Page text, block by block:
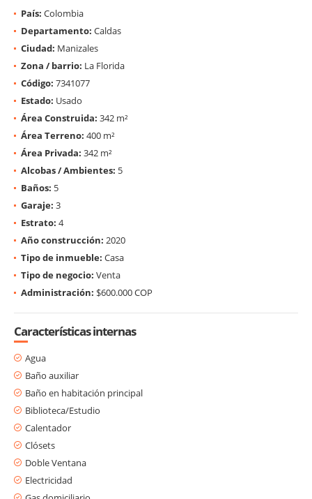
País: Colombia
Departamento: Caldas
Ciudad: Manizales
Zona / barrio: La Florida
Código: 7341077
Estado: Usado
Área Construida: 342 m²
Área Terreno: 400 m²
Área Privada: 342 m²
Alcobas / Ambientes: 5
Baños: 5
Garaje: 3
Estrato: 4
Año construcción: 2020
Tipo de inmueble: Casa
Tipo de negocio: Venta
Administración: $600.000 COP
Características internas
Agua
Baño auxiliar
Baño en habitación principal
Biblioteca/Estudio
Calentador
Clósets
Doble Ventana
Electricidad